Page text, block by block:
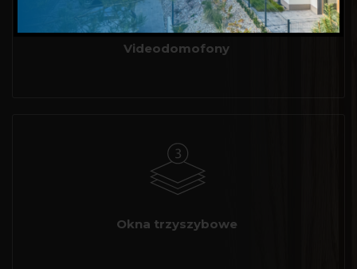
Videodomofony
Okna trzyszybowe